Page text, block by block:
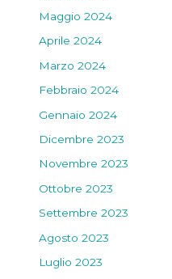
Maggio 2024
Aprile 2024
Marzo 2024
Febbraio 2024
Gennaio 2024
Dicembre 2023
Novembre 2023
Ottobre 2023
Settembre 2023
Agosto 2023
Luglio 2023